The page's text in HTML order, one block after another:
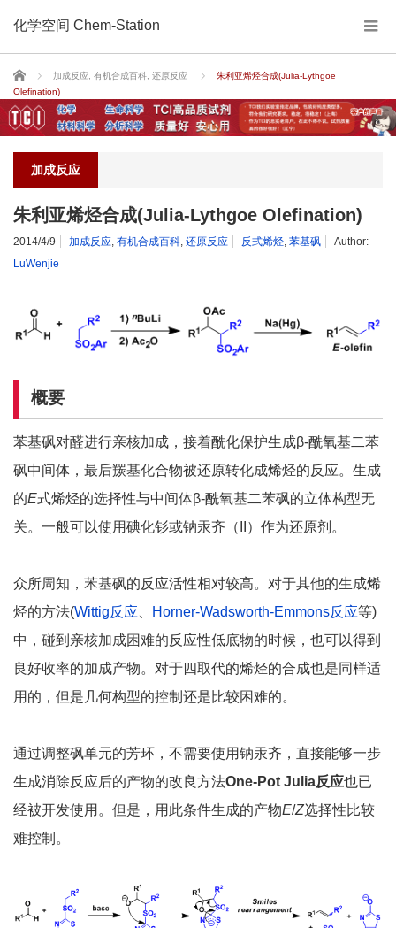
化学空间 Chem-Station
Home 加成反应 有机合成百科 还原反应
朱利亚烯烃合成(Julia-Lythgoe
Olefination)
加成反应
朱利亚烯烃合成(Julia-Lythgoe Olefination)
2014/4/9 加成反应 有机合成百科 还原反应 反式烯烃 苯基砜
Author:
LuWenjie
概要
苯基砜对醛进行亲核加成，接着酰化保护生成β-酰氧基二苯
砜中间体，最后羰基化合物被还原转化成烯烃的反应。生成
的E式烯烃的选择性与中间体β-酰氧基二苯砜的立体构型无
关。一般可以使用碘化钐或钠汞齐（II）作为还原剂。
众所周知，苯基砜的反应活性相对较高。对于其他的生成烯
烃的方法(Wittig反应 Horner-Wadsworth-Emmons反应等)
中，碰到亲核加成困难的反应性低底物的时候，也可以得到
良好收率的加成产物。对于四取代的烯烃的合成也是同样适
用的，但是几何构型的控制还是比较困难的。
通过调整砜单元的芳环，不需要使用钠汞齐，直接能够一步
生成消除反应后的产物的改良方法One-Pot Julia反应也已
经被开发使用。但是，用此条件生成的产物E/Z选择性比较
难控制。